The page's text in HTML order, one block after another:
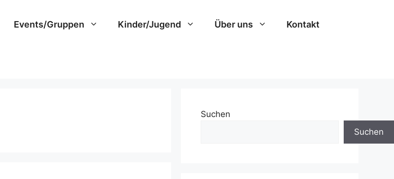
Events/Gruppen Kinder/Jugend Über uns Kontakt
Suchen
Suchen